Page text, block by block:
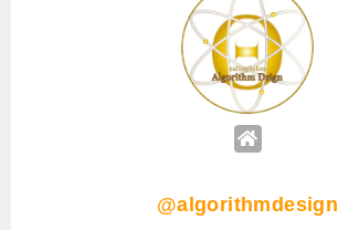
@algorithmdesign